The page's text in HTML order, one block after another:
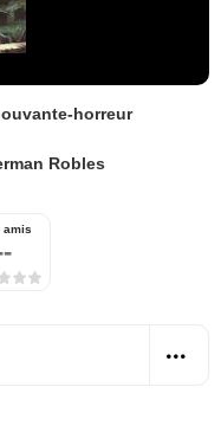
horreur
Robles
amis